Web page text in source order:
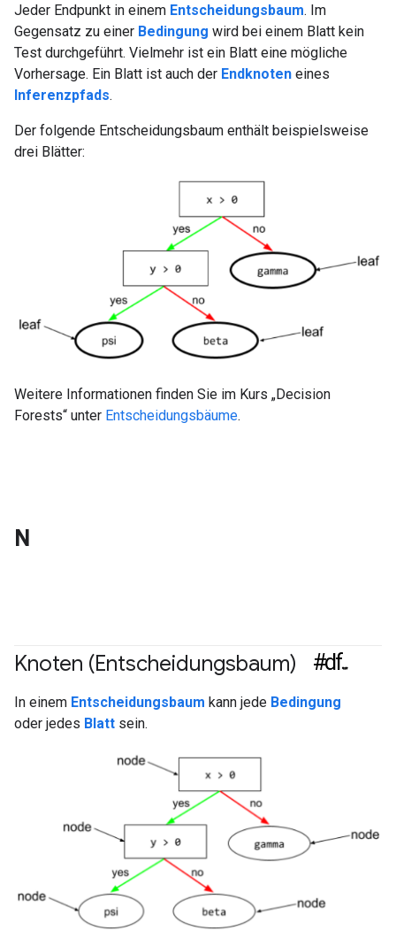
Jeder Endpunkt in einem Entscheidungsbaum. Im
Gegensatz zu einer Bedingung wird bei einem Blatt kein
Test durchgeführt. Vielmehr ist ein Blatt eine mögliche
Vorhersage. Ein Blatt ist auch der Endknoten eines
Inferenzpfads.
Der folgende Entscheidungsbaum enthält beispielsweise
drei Blätter:
Weitere Informationen finden Sie im Kurs „Decision
Forests“ unter Entscheidungsbäume.
N
Knoten (Entscheidungsbaum) #df
In einem Entscheidungsbaum kann jede Bedingung
oder jedes Blatt sein.